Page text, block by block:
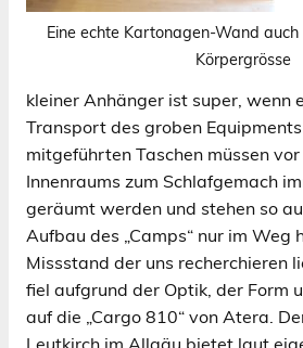
Eine echte Kartonagen-Wand
Körpergrösse
kleiner Anhänger ist super, wenn
Transport des groben
mitgeführten Taschen müssen
Innenraums zum Schlafgemach
geräumt werden und stehen so
Aufbau des „Camps“ nur im Weg
Missstand der uns recherchieren
fiel aufgrund der Optik, der Form
auf die „Cargo 810“ von Atera.
Leutkirch im Allgäu bietet laut